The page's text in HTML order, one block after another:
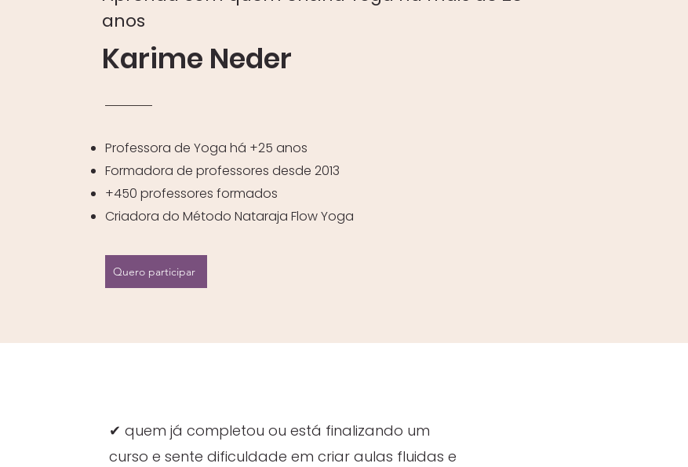
anos
Karime Neder
Professora de Yoga há +25 anos
Formadora de professores desde 2013
+450 professores formados
Criadora do Método Nataraja Flow Yoga
Quero participar
✔ quem já completou ou está finalizando um
curso e sente dificuldade em criar aulas fluidas e